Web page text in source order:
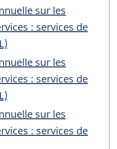
sur les
: services de
sur les
: services de
sur les
: services de